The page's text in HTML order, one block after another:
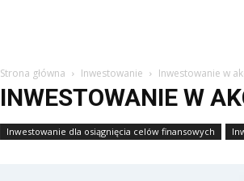
Strona główna Inwestowanie Inwestowanie w
INWESTOWANIE W
Inwestowanie dla osiągnięcia celów finansowych